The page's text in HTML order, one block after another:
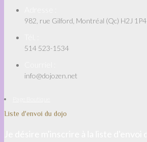
982, rue Gilford, Montréal (Qc) H2J 1P4
514 523-1534
info@dojozen.net
Liste d'envoi du dojo